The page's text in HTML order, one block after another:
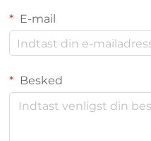
E-mail
Besked